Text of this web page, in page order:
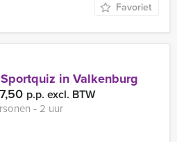
Favoriet
in Valkenburg
p.p. excl. BTW
‐ 2 uur